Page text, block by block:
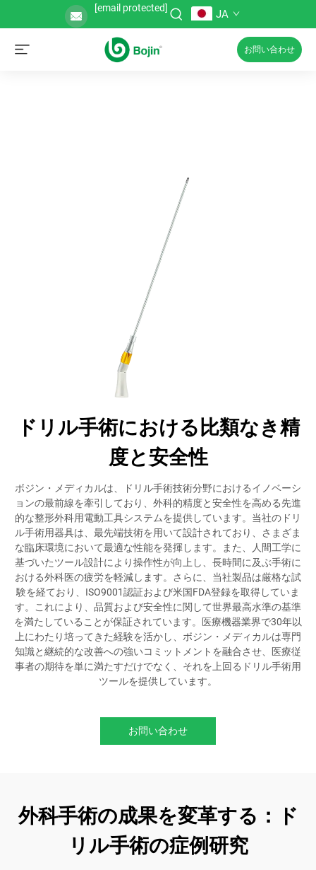
[email protected] JA
お問い合わせ
ドリル手術における比類なき精
度と安全性
ボジン・メディカルは、ドリル手術技術分野におけるイノベーシ
ョンの最前線を牽引しており、外科的精度と安全性を高める先進
的な整形外科用電動工具システムを提供しています。当社のドリ
ル手術用器具は、最先端技術を用いて設計されており、さまざま
な臨床環境において最適な性能を発揮します。また、人間工学に
基づいたツール設計により操作性が向上し、長時間に及ぶ手術に
おける外科医の疲労を軽減します。さらに、当社製品は厳格な試
験を経ており、ISO9001認証および米国FDA登録を取得していま
す。これにより、品質および安全性に関して世界最高水準の基準
を満たしていることが保証されています。医療機器業界で30年以
上にわたり培ってきた経験を活かし、ボジン・メディカルは専門
知識と継続的な改善への強いコミットメントを融合させ、医療従
事者の期待を単に満たすだけでなく、それを上回るドリル手術用
ツールを提供しています。
お問い合わせ
外科手術の成果を変革する：ド
リル手術の症例研究